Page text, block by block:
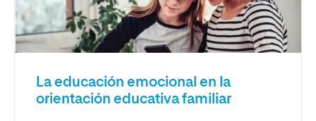
La educación emocional en la
orientación educativa familiar